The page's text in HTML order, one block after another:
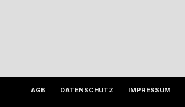
AGB DATENSCHUTZ IMPRESSUM